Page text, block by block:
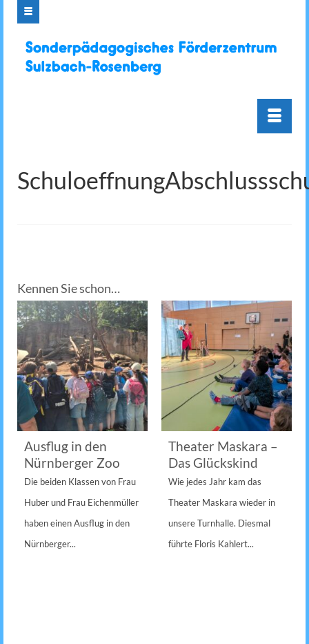
Kennen Sie schon…
Ausflug in den
Nürnberger Zoo
Die beiden Klassen von Frau
Huber und Frau Eichenmüller
haben einen Ausflug in den
Nürnberger...
Theater Maskara –
Das Glückskind
Wie jedes Jahr kam das
Theater Maskara wieder in
unsere Turnhalle. Diesmal
führte Floris Kahlert...